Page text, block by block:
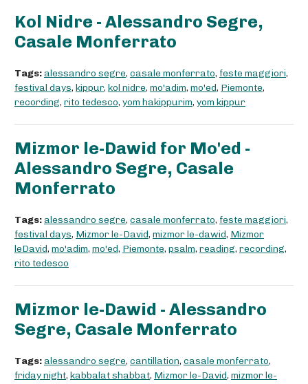
Kol Nidre - Alessandro Segre,
Casale Monferrato
Tags:alessandro segre, casale monferrato, feste maggiori,
festival days, kippur, kol nidre, mo'adim, mo'ed, Piemonte,
recording, rito tedesco, yom hakippurim, yom kippur
Mizmor le-Dawid for Mo'ed -
Alessandro Segre, Casale
Monferrato
Tags:alessandro segre, casale monferrato, feste maggiori,
festival days, Mizmor le-David, mizmor le-dawid, Mizmor
leDavid, mo'adim, mo'ed, Piemonte, psalm, reading, recording,
rito tedesco
Mizmor le-Dawid - Alessandro
Segre, Casale Monferrato
Tags:alessandro segre, cantillation, casale monferrato,
friday night, kabbalat shabbat, Mizmor le-David, mizmor le-